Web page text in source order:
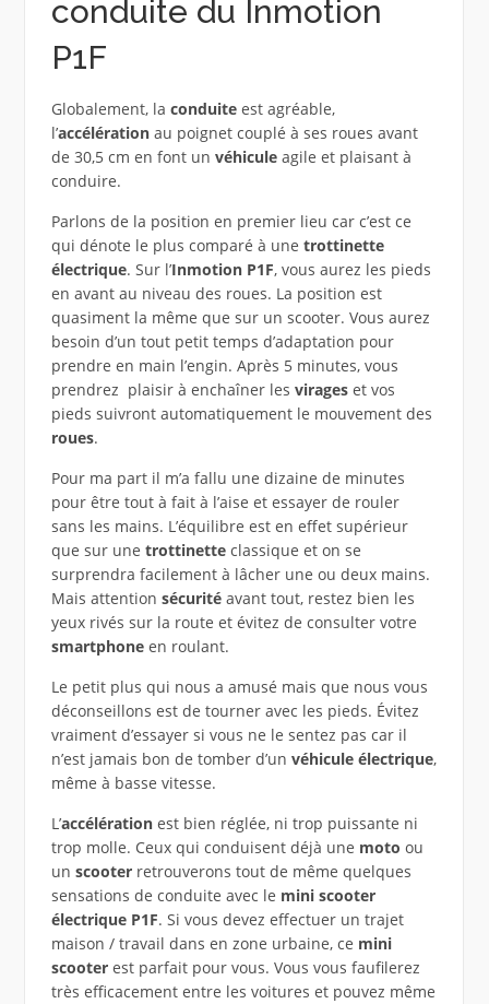
conduite du Inmotion
P1F
Globalement, la conduiteest agréable,
l’accélérationau poignet couplé à ses roues avant
de 30,5 cm en font un véhiculeagile et plaisant à
conduire.
Parlons de la position en premier lieu car c’est ce
qui dénote le plus comparé à une trottinette
électrique. Sur l’Inmotion P1F, vous aurez les pieds
en avant au niveau des roues. La position est
quasiment la même que sur un scooter. Vous aurez
besoin d’un tout petit temps d’adaptation pour
prendre en main l’engin. Après 5 minutes, vous
prendrez plaisir à enchaîner les virageset vos
pieds suivront automatiquement le mouvement des
roues.
Pour ma part il m’a fallu une dizaine de minutes
pour être tout à fait à l’aise et essayer de rouler
sans les mains. L’équilibre est en effet supérieur
que sur une trottinetteclassique et on se
surprendra facilement à lâcher une ou deux mains.
Mais attention sécuritéavant tout, restez bien les
yeux rivés sur la route et évitez de consulter votre
smartphoneen roulant.
Le petit plus qui nous a amusé mais que nous vous
déconseillons est de tourner avec les pieds. Évitez
vraiment d’essayer si vous ne le sentez pas car il
n’est jamais bon de tomber d’un véhicule électrique,
même à basse vitesse.
L’accélérationest bien réglée, ni trop puissante ni
trop molle. Ceux qui conduisent déjà une moto ou
un scooterretrouverons tout de même quelques
sensations de conduite avec le mini scooter
électrique P1F. Si vous devez effectuer un trajet
maison / travail dans en zone urbaine, ce mini
scooterest parfait pour vous. Vous vous faufilerez
très efficacement entre les voitures et pouvez même